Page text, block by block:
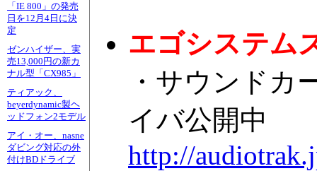
「IE 800」の発売
日を12月4日に決
定
ゼンハイザー、実
売13,000円の新カ
ナル型「CX985」
ティアック、
beyerdynamic製ヘ
ッドフォン2モデル
アイ・オー、nasne
ダビング対応の外
付けBDドライブ
エゴシステム
・サウンドカ
イバ公開中
http://